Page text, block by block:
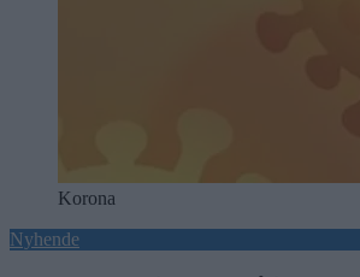
Korona
Nyhende